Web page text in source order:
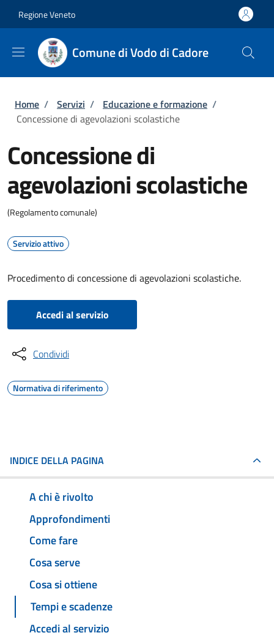
Regione Veneto
Comune di Vodo di Cadore
Briciole di pane
Home / Servizi / Educazione e formazione /
Concessione di agevolazioni scolastiche
Concessione di
agevolazioni scolastiche
(Regolamento comunale)
Servizio attivo
Procedimento di concessione di agevolazioni scolastiche.
Accedi al servizio
Condividi
Normativa di riferimento
INDICE DELLA PAGINA
A chi è rivolto
Approfondimenti
Come fare
Cosa serve
Cosa si ottiene
Tempi e scadenze
Accedi al servizio